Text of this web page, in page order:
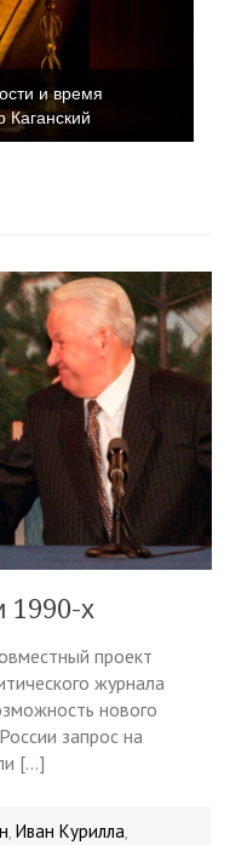
и время
1990-х
проект
журнала
нового
запрос на
[…]
, Иван Курилла,